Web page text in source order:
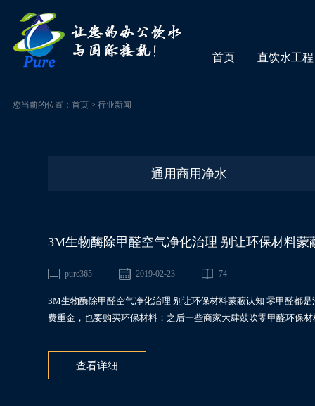
首页 直饮水工程
您当前的位置： 首页> 行业新闻
通用商用净水
3M生物酶除甲醛空气净化治理 别让环保材料蒙
pure365 2019-02-23 74
3M生物酶除甲醛空气净化治理 别让环保材料蒙蔽认知 零甲醛都
费重金，也要购买环保材料；之后一些商家大肆鼓吹零甲醛环保
查看详细